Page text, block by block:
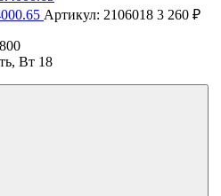
Артикул: 2106018 3 260 ₽
Вт 18